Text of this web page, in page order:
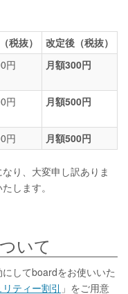
税抜）
改定後（税抜）
円 月額300円
円 月額500円
円 月額500円
り、大変申し訳ありま
します。
いて
してboardをお使いいた
ティー割引 」をご用意